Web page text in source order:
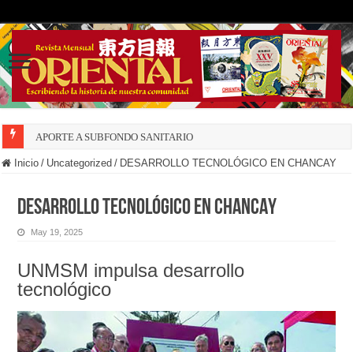
APORTE A SUBFONDO SANITARIO
Inicio / Uncategorized / DESARROLLO TECNOLÓGICO EN CHANCAY
DESARROLLO TECNOLÓGICO EN CHANCAY
May 19, 2025
UNMSM impulsa desarrollo
tecnológico